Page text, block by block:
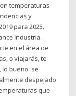
temperaturas
y
para 2025.
Industria.
en el área de
o viajarás, te
lo bueno: se
despejado.
que